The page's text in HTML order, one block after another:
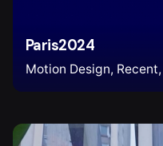
Paris2024
Motion Design Recent